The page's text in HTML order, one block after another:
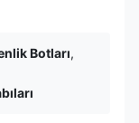
Botları,